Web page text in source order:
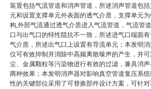
装置包括气流管道和消声管道，所述消声管道包
元和设置支撑单元外表面的透气介质，支撑单元
构,外部气流通过透气介质进入气流管道，气流管
口与出气口的特性阻抗不一致，所述进气口端面
气介质，所述出气口上设置有导流单元；本发明
仅可有效抑制并消除中高频离散噪声的产生，并
尘、金属颗粒等污染物进行有效的过滤，兼具消
两种效果；本发明消声器对影响真空管道复压系
性的关键部位采用了可替换部件设计方案，可针